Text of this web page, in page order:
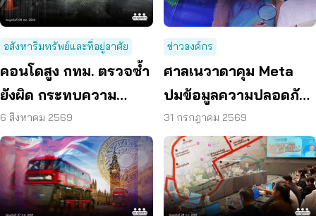
อสังหาริมทรัพย์และที่อยู่อาศัย
คอนโดสูง กทม. ตรวจซ้ำ
ยังผิด กระทบความ
ปลอดภัย
6 สิงหาคม 2569
ข่าวองค์กร
ศาลเนวาดาคุม Meta
ปมข้อมูลความปลอดภัย
ต่อเด็กบนเมสเซนเจอร์
31 กรกฎาคม 2569